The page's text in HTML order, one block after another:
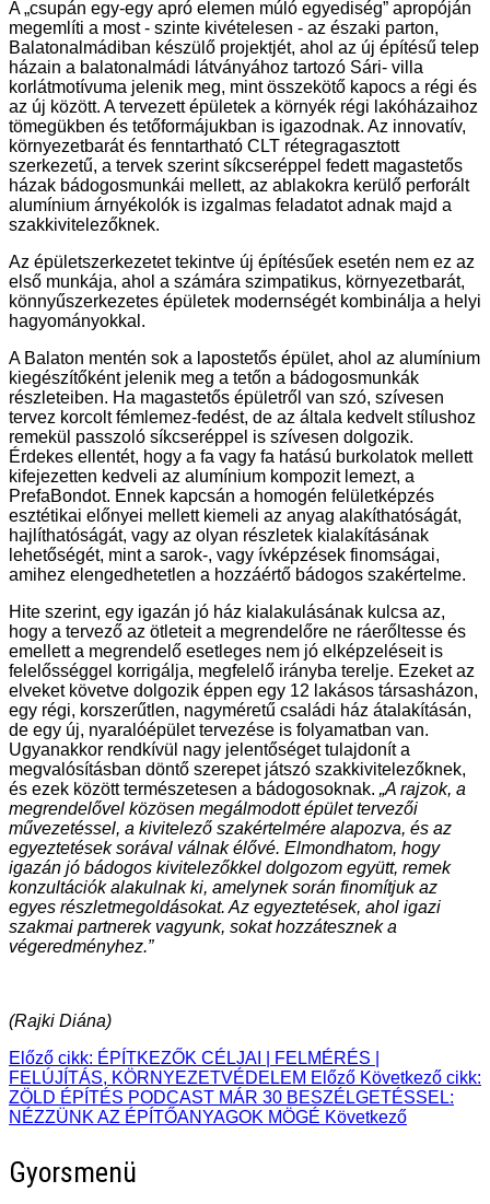
A „csupán egy-egy apró elemen múló egyediség” apropóján
megemlíti a most - szinte kivételesen - az északi parton,
Balatonalmádiban készülő projektjét, ahol az új építésű telep
házain a balatonalmádi látványához tartozó Sári- villa
korlátmotívuma jelenik meg, mint összekötő kapocs a régi és
az új között. A tervezett épületek a környék régi lakóházaihoz
tömegükben és tetőformájukban is igazodnak. Az innovatív,
környezetbarát és fenntartható CLT rétegragasztott
szerkezetű, a tervek szerint síkcseréppel fedett magastetős
házak bádogosmunkái mellett, az ablakokra kerülő perforált
alumínium árnyékolók is izgalmas feladatot adnak majd a
szakkivitelezőknek.
Az épületszerkezetet tekintve új építésűek esetén nem ez az
első munkája, ahol a számára szimpatikus, környezetbarát,
könnyűszerkezetes épületek modernségét kombinálja a helyi
hagyományokkal.
A Balaton mentén sok a lapostetős épület, ahol az alumínium
kiegészítőként jelenik meg a tetőn a bádogosmunkák
részleteiben. Ha magastetős épületről van szó, szívesen
tervez korcolt fémlemez-fedést, de az általa kedvelt stílushoz
remekül passzoló síkcseréppel is szívesen dolgozik.
Érdekes ellentét, hogy a fa vagy fa hatású burkolatok mellett
kifejezetten kedveli az alumínium kompozit lemezt, a
PrefaBondot. Ennek kapcsán a homogén felületképzés
esztétikai előnyei mellett kiemeli az anyag alakíthatóságát,
hajlíthatóságát, vagy az olyan részletek kialakításának
lehetőségét, mint a sarok-, vagy ívképzések finomságai,
amihez elengedhetetlen a hozzáértő bádogos szakértelme.
Hite szerint, egy igazán jó ház kialakulásának kulcsa az,
hogy a tervező az ötleteit a megrendelőre ne ráerőltesse és
emellett a megrendelő esetleges nem jó elképzeléseit is
felelősséggel korrigálja, megfelelő irányba terelje. Ezeket az
elveket követve dolgozik éppen egy 12 lakásos társasházon,
egy régi, korszerűtlen, nagyméretű családi ház átalakításán,
de egy új, nyaralóépület tervezése is folyamatban van.
Ugyanakkor rendkívül nagy jelentőséget tulajdonít a
megvalósításban döntő szerepet játszó szakkivitelezőknek,
és ezek között természetesen a bádogosoknak. „A rajzok, a
megrendelővel közösen megálmodott épület tervezői
művezetéssel, a kivitelező szakértelmére alapozva, és az
egyeztetések sorával válnak élővé. Elmondhatom, hogy
igazán jó bádogos kivitelezőkkel dolgozom együtt, remek
konzultációk alakulnak ki, amelynek során finomítjuk az
egyes részletmegoldásokat. Az egyeztetések, ahol igazi
szakmai partnerek vagyunk, sokat hozzátesznek a
végeredményhez.”
(Rajki Diána)
Előző cikk: ÉPÍTKEZŐK CÉLJAI | FELMÉRÉS |
FELÚJÍTÁS, KÖRNYEZETVÉDELEM Előző Következő cikk:
ZÖLD ÉPÍTÉS PODCAST MÁR 30 BESZÉLGETÉSSEL:
NÉZZÜNK AZ ÉPÍTŐANYAGOK MÖGÉ Következő
Gyorsmenü